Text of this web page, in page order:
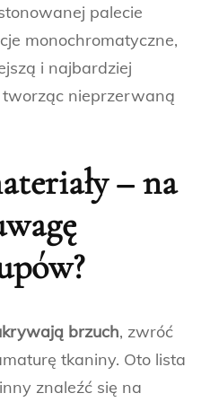
palecie
monochromatyczne,
i najbardziej
nieprzerwaną
– na
brzuch, zwróć
tkaniny. Oto lista
znaleźć się na